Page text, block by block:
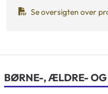
Se oversigten over
BØRNE-, ÆLDRE-